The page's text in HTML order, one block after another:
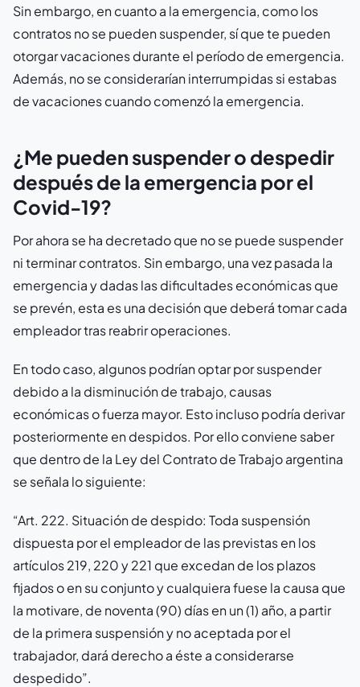
Sin embargo, en cuanto a la emergencia, como los
contratos no se pueden suspender, sí que te pueden
otorgar vacaciones durante el período de emergencia.
Además, no se considerarían interrumpidas si estabas
de vacaciones cuando comenzó la emergencia.
¿Me pueden suspender o despedir
después de la emergencia por el
Covid-19?
Por ahora se ha decretado que no se puede suspender
ni terminar contratos. Sin embargo, una vez pasada la
emergencia y dadas las dificultades económicas que
se prevén, esta es una decisión que deberá tomar cada
empleador tras reabrir operaciones.
En todo caso, algunos podrían optar por suspender
debido a la disminución de trabajo, causas
económicas o fuerza mayor. Esto incluso podría derivar
posteriormente en despidos. Por ello conviene saber
que dentro de la Ley del Contrato de Trabajo argentina
se señala lo siguiente:
“Art. 222. Situación de despido: Toda suspensión
dispuesta por el empleador de las previstas en los
artículos 219, 220 y 221 que excedan de los plazos
fijados o en su conjunto y cualquiera fuese la causa que
la motivare, de noventa (90) días en un (1) año, a partir
de la primera suspensión y no aceptada por el
trabajador, dará derecho a éste a considerarse
despedido”.